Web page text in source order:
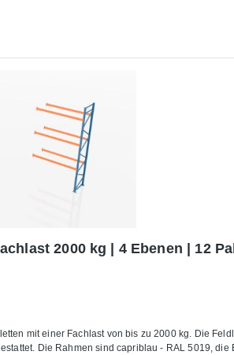
2000 kg | 4 Ebenen | 12
mit einer Fachlast von bis zu 2000 kg. Die
Rahmen sind capriblau - RAL 5019, die Balken